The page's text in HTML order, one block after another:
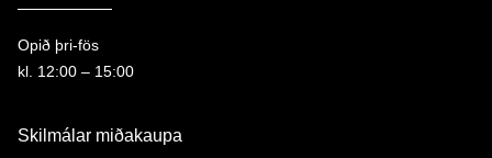
Opið þri-fös
kl. 12:00 – 15:00
Skilmálar miðakaupa